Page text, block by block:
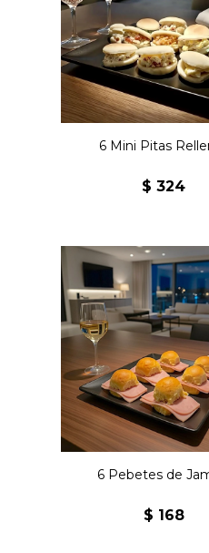
rúcula y nuez,
ajo, queso y
queso y
capresse.
6 Mini Pitas
$ 324
Seis pebetes con
manteca.
6 Pebetes de
$ 168